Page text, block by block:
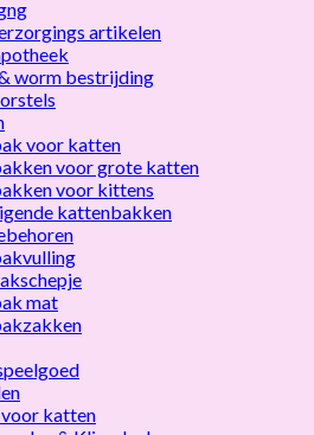
artikelen
worm bestrijding
voor katten
voor grote katten
voor kittens
kattenbakken
mat
voor katten